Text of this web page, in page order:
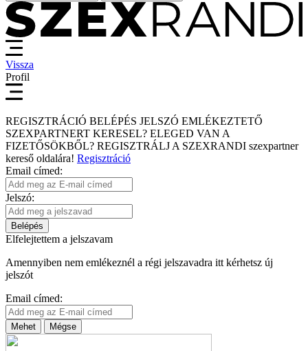
Vissza
Profil
REGISZTRÁCIÓ BELÉPÉS JELSZÓ EMLÉKEZTETŐ
SZEXPARTNERT KERESEL? ELEGED VAN A
FIZETŐSÖKBŐL? REGISZTRÁLJ A SZEXRANDI szexpartner
kereső oldalára! Regisztráció
Email címed:
Jelszó:
Belépés
Elfelejtettem a jelszavam
Amennyiben nem emlékeznél a régi jelszavadra itt kérhetsz új
jelszót
Email címed:
Mehet Mégse